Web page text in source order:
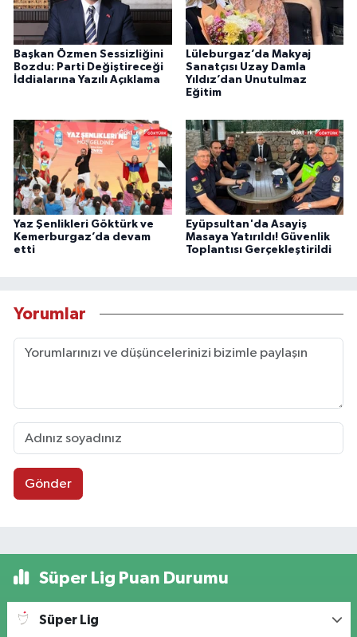
Başkan Özmen Sessizliğini
Bozdu: Parti Değiştireceği
İddialarına Yazılı Açıklama
Lüleburgaz’da Makyaj
Sanatçısı Uzay Damla
Yıldız’dan Unutulmaz
Eğitim
Yaz Şenlikleri Göktürk ve
Kemerburgaz’da devam
etti
Eyüpsultan'da Asayiş
Masaya Yatırıldı! Güvenlik
Toplantısı Gerçekleştirildi
Yorumlar
Gönder
Süper Lig Puan Durumu
Süper Lig